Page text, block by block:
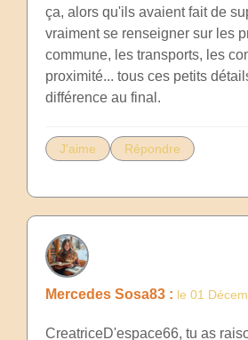
ça, alors qu'ils avaient fait de
vraiment se renseigner sur les
commune, les transports, les
proximité... tous ces petits
différence au final.
J'aime Répondre
Mercedes Sosa83 : le 01
CreatriceD'espace66, tu as